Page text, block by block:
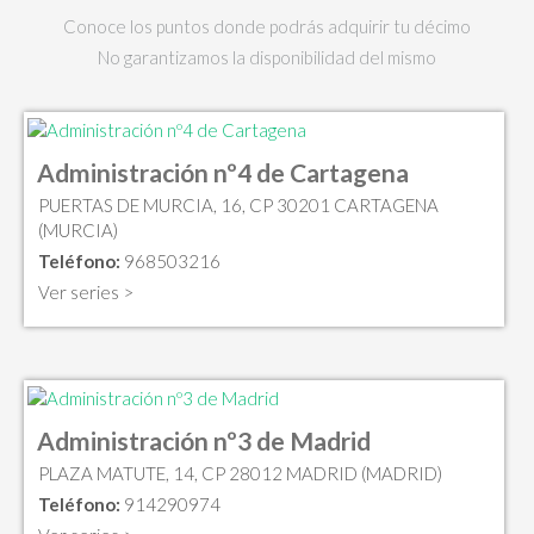
Conoce los puntos donde podrás adquirir tu décimo
No garantizamos la disponibilidad del mismo
Administración nº4 de Cartagena
PUERTAS DE MURCIA, 16, CP 30201 CARTAGENA
(MURCIA)
Teléfono: 968503216
Ver series >
Administración nº3 de Madrid
PLAZA MATUTE, 14, CP 28012 MADRID (MADRID)
Teléfono: 914290974